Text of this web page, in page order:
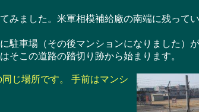
ました。米軍相模補給廠の南端に残って
車場（その後マンションになりました）
そこの道路の踏切り跡から始まります。
じ場所です。 手前はマンシ